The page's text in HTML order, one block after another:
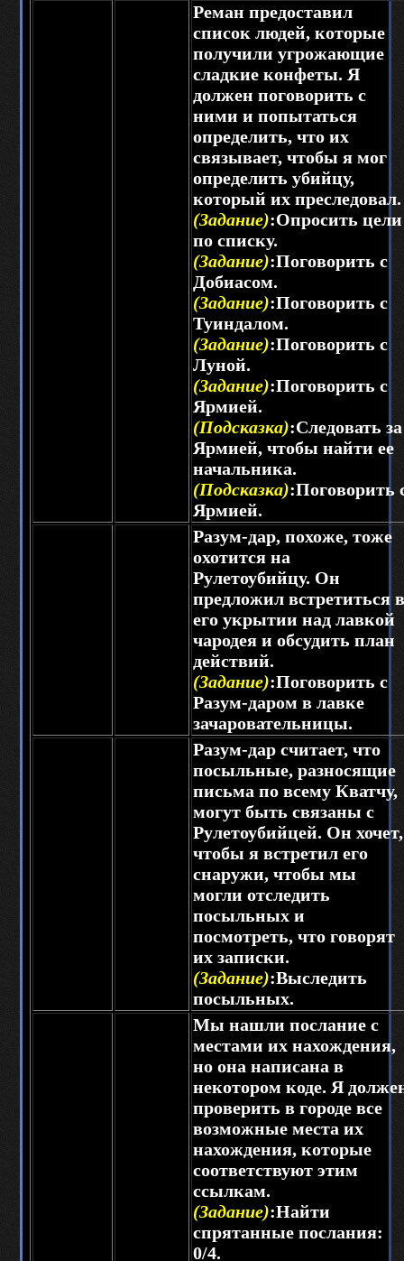
Реман предоставил
список людей, которые
получили угрожающие
сладкие конфеты. Я
должен поговорить с
ними и попытаться
определить, что их
связывает, чтобы я мог
определить убийцу,
который их преследовал.
(Задание):Опросить цели
по списку.
(Задание):Поговорить с
Добиасом.
(Задание):Поговорить с
Туиндалом.
(Задание):Поговорить с
Луной.
(Задание):Поговорить с
Ярмией.
(Подсказка):Следовать за
Ярмией, чтобы найти ее
начальника.
(Подсказка):Поговорить
Ярмией.
Разум-дар, похоже, тоже
охотится на
Рулетоубийцу. Он
предложил встретиться в
его укрытии над лавкой
чародея и обсудить план
действий.
(Задание):Поговорить с
Разум-даром в лавке
зачаровательницы.
Разум-дар считает, что
посыльные, разносящие
письма по всему Кватчу,
могут быть связаны с
Рулетоубийцей. Он хочет,
чтобы я встретил его
снаружи, чтобы мы
могли отследить
посыльных и
посмотреть, что говорят
их записки.
(Задание):Выследить
посыльных.
Мы нашли послание с
местами их нахождения,
но она написана в
некотором коде. Я
проверить в городе все
возможные места их
нахождения, которые
соответствуют этим
ссылкам.
(Задание):Найти
спрятанные послания:
0/4.